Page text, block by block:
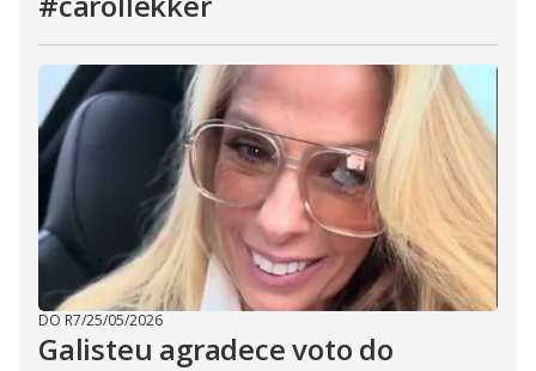
DO R7/25/05/2026
Galisteu agradece voto do